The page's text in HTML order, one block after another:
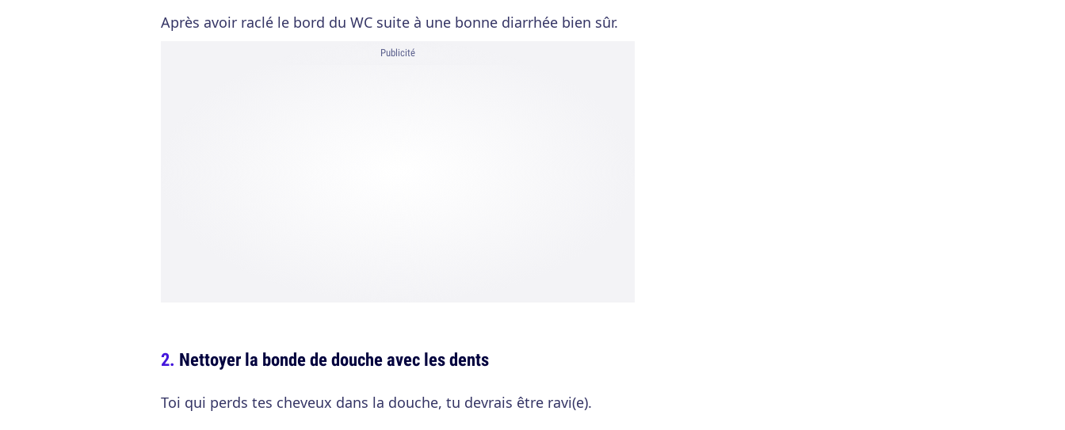
Après avoir raclé le bord du WC suite à une bonne diarrhée bien sûr.
Publicité
Nettoyer la bonde de douche avec les dents
Toi qui perds tes cheveux dans la douche, tu devrais être ravi(e).